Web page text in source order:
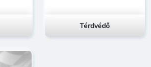
Térdvédő